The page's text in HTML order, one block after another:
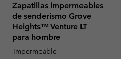
Zapatillas impermeables
de senderismo Grove
Heights™ Venture LT
para hombre
Impermeable